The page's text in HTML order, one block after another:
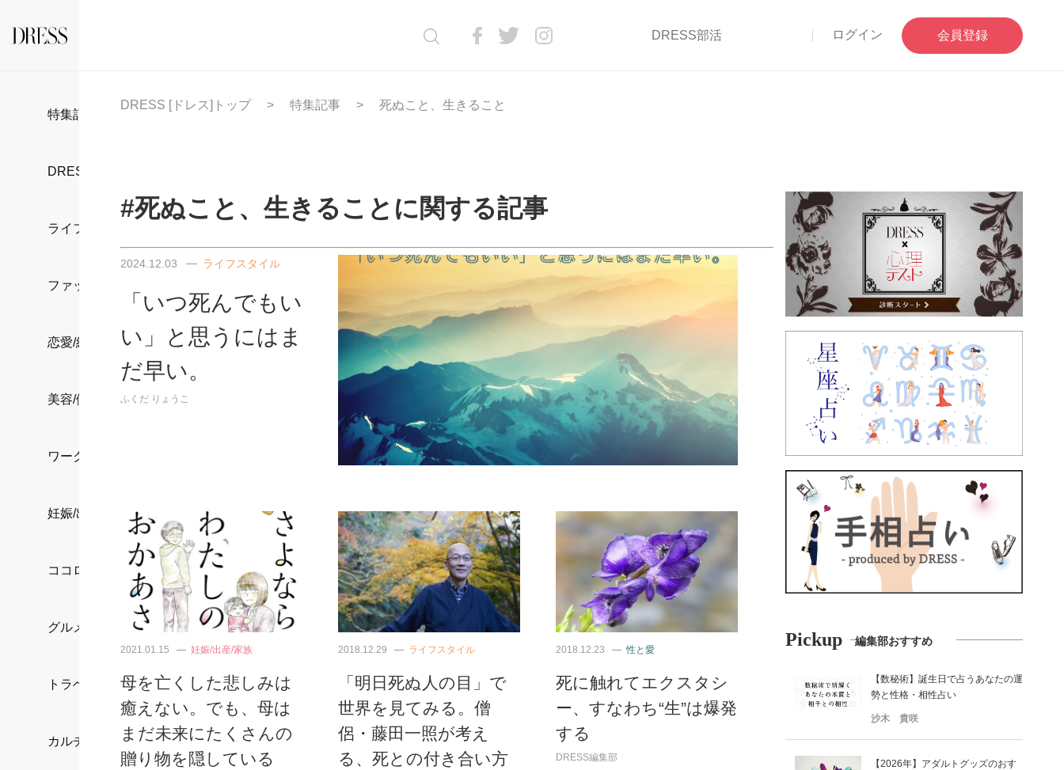
DRESS部活 ログイン 会員登録
特集記事
DRESS部活
ライフスタイル
ファッション
恋愛/結婚/離婚
美容/健康
ワークスタイル
妊娠/出産/家族
ココロ/カラダ
グルメ
トラベル
カルチャー/エンタメ
DRESS [ドレス]トップ 特集記事 死ぬこと、生きること
#死ぬこと、生きることに関する記事
2024.12.03 ライフスタイル
「いつ死んでもい
い」と思うにはま
だ早い。
ふくだ りょうこ
2021.01.15 妊娠/出産/家族
母を亡くした悲しみは
癒えない。でも、母は
まだ未来にたくさんの
贈り物を隠している
2018.12.29 ライフスタイル
「明日死ぬ人の目」で
世界を見てみる。僧
侶・藤田一照が考え
る、死との付き合い方
2018.12.23 性と愛
死に触れてエクスタシ
ー、すなわち“生”は爆発
する
DRESS編集部
Pickup 編集部おすすめ
【数秘術】誕生日で占うあなたの運
勢と性格・相性占い
沙木 貴咲
【2026年】アダルトグッズのおす